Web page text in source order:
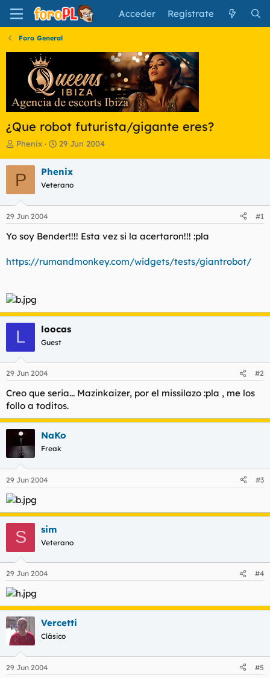
Acceder Regístrate
Foro General
¿Que robot futurista/gigante eres?
I
i
c
i
a
d
o
d
l
m
a
Phenix
F
h
a
e
i
i
29 Jun 2004
P Phenix
Veterano
29 Jun 2004 #1
Yo soy Bender!!!! Esta vez si la acertaron!!! :pla
https://rumandmonkey.com/widgets/tests/giantrobot/
L loocas
Guest
29 Jun 2004 #2
Creo que seria... Mazinkaizer, por el missilazo :pla , me los
follo a toditos.
NaKo
Freak
29 Jun 2004 #3
S sim
Veterano
29 Jun 2004 #4
Vercetti
Clásico
29 Jun 2004 #5